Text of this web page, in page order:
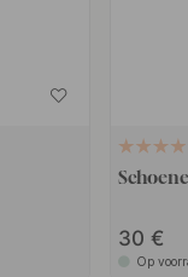
30
Op